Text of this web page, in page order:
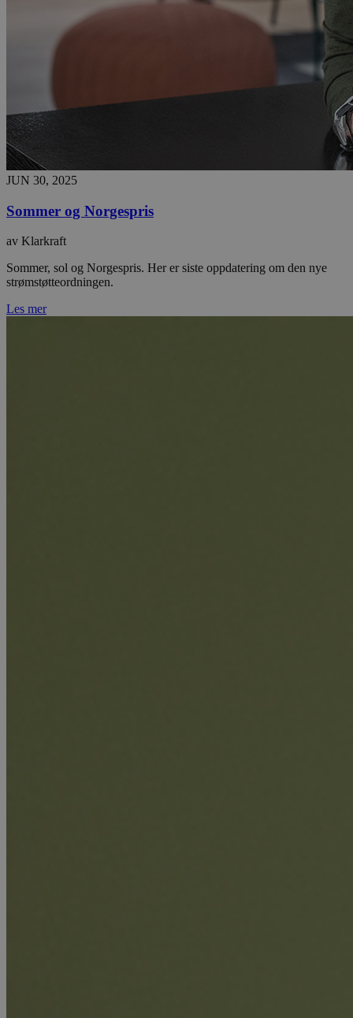
JUN 30, 2025
Sommer og Norgespris
av Klarkraft
Sommer, sol og Norgespris. Her er siste oppdatering om den nye
strømstøtteordningen.
Les mer